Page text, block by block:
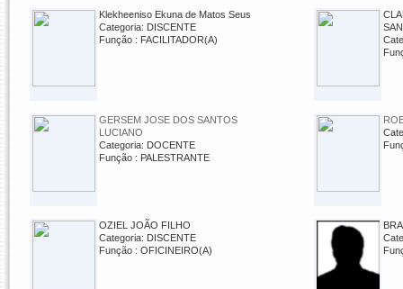
Klekheeniso Ekuna de Matos Seus
Categoria: DISCENTE
Função : FACILITADOR(A)
GERSEM JOSE DOS SANTOS
LUCIANO
Categoria: DOCENTE
Função : PALESTRANTE
OZIEL JOÃO FILHO
Categoria: DISCENTE
Função : OFICINEIRO(A)